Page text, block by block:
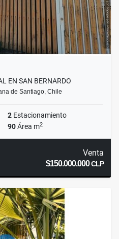
EN SAN BERNARDO
de Santiago, Chile
2 Estacionamiento
90Área m2
Venta
$150.000.000CLP